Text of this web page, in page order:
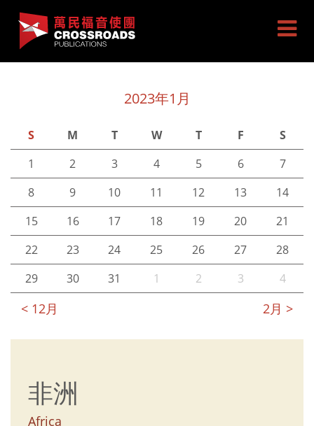
2023年1月
S M T W T F S
< 12月 2月 >
1 2 3 4 5 6
7
8
9 10 11 12 13
14
15
16 17 18 19 20
21
22
23 24 25 26 27
28
29
30 31 1 2 3 4
非洲
Africa